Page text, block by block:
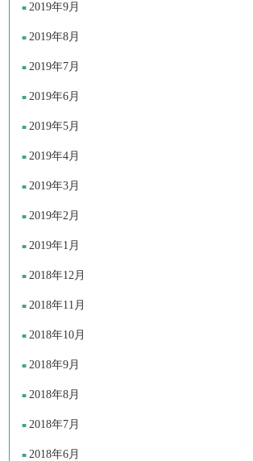
2019年9月
2019年8月
2019年7月
2019年6月
2019年5月
2019年4月
2019年3月
2019年2月
2019年1月
2018年12月
2018年11月
2018年10月
2018年9月
2018年8月
2018年7月
2018年6月